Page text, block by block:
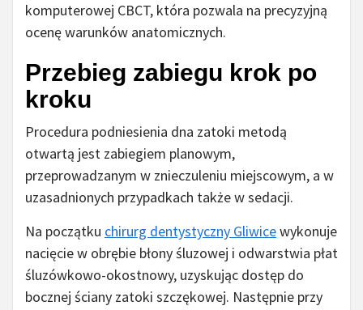
komputerowej CBCT, która pozwala na precyzyjną
ocenę warunków anatomicznych.
Przebieg zabiegu krok po
kroku
Procedura podniesienia dna zatoki metodą
otwartą jest zabiegiem planowym,
przeprowadzanym w znieczuleniu miejscowym, a w
uzasadnionych przypadkach także w sedacji.
Na początku chirurg dentystyczny Gliwicewykonuje
nacięcie w obrębie błony śluzowej i odwarstwia płat
śluzówkowo-okostnowy, uzyskując dostęp do
bocznej ściany zatoki szczękowej. Następnie przy